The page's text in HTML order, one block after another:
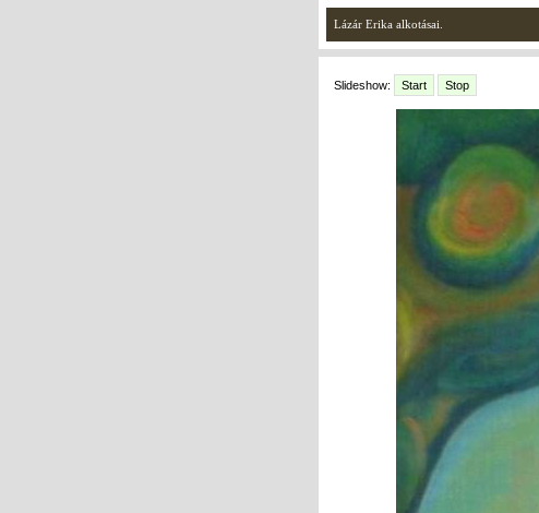
Lázár Erika alkotásai.
Slideshow: Start Stop